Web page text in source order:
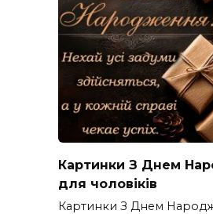
Картинки З Днем
для чоловіків​
Картинки З Днем